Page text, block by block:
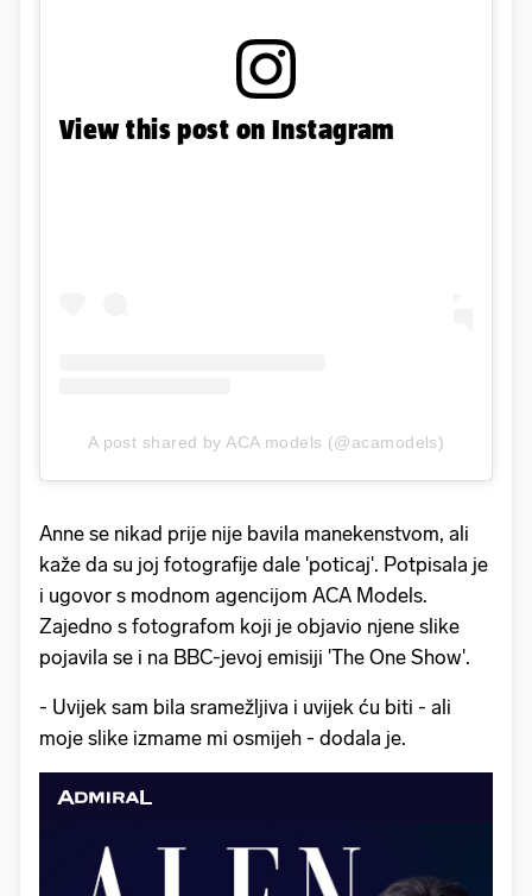
View this post on Instagram
A post shared by ACA models (@acamodels)
Anne se nikad prije nije bavila manekenstvom, ali
kaže da su joj fotografije dale 'poticaj'. Potpisala je
i ugovor s modnom agencijom ACA Models.
Zajedno s fotografom koji je objavio njene slike
pojavila se i na BBC-jevoj emisiji 'The One Show'.
- Uvijek sam bila sramežljiva i uvijek ću biti - ali
moje slike izmame mi osmijeh - dodala je.